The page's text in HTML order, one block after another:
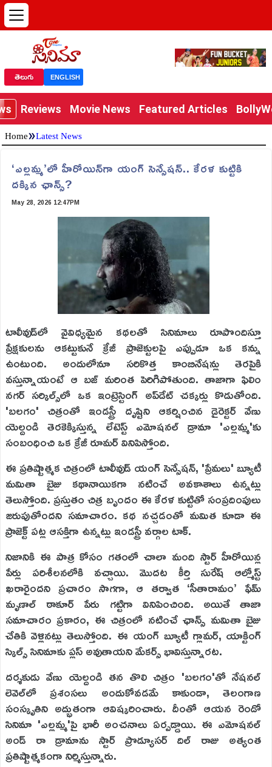
తెలుగు ENGLISH
Reviews Movie News Featured Articles
Home»Latest News
‘ఎల్లమ్మ’లో హీరోయిన్‌గా యంగ్ సెన్సేషన్.. కేర‌ళ కుట్టికి
ద‌క్కిన ఛాన్స్‌?
May 28, 2026 12:47PM
టాలీవుడ్‌లో వైవిధ్యమైన కథలతో సినిమాలు రూపొందిస్తూ
ప్రేక్షకులను ఆకట్టుకునే క్రేజీ ప్రాజెక్టులపై ఎప్పుడూ ఒక కన్ను
ఉంటుంది. అందులోనూ సరికొత్త కాంబినేషన్లు తెరపైకి
వస్తున్నాయంటే ఆ బజ్ మరింత పెరిగిపోతుంది. తాజాగా ఫిలిం
నగర్ సర్కిల్స్‌లో ఒక ఇంట్రెస్టింగ్ అప్‌డేట్ చక్కర్లు కొడుతోంది.
'బలగం' చిత్రంతో ఇండస్ట్రీ దృష్టిని ఆకర్షించిన డైరెక్టర్ వేణు
యెల్దండి తెరకెక్కిస్తున్న లేటెస్ట్ ఎమోషనల్ డ్రామా 'ఎల్లమ్మ'కు
సంబంధించి ఒక క్రేజీ రూమర్ వినిపిస్తోంది.
ఈ ప్రతిష్టాత్మక చిత్రంలో టాలీవుడ్ యంగ్ సెన్సేషన్, 'ప్రేమలు' బ్యూటీ
మమితా బైజు కథానాయికగా నటించే అవకాశాలు ఉన్నట్లు
తెలుస్తోంది. ప్రస్తుతం చిత్ర బృందం ఈ కేరళ కుట్టితో సంప్రదింపులు
జరుపుతోందని సమాచారం. కథ నచ్చడంతో మమిత కూడా ఈ
ప్రాజెక్ట్ పట్ల ఆసక్తిగా ఉన్నట్లు ఇండస్ట్రీ వర్గాల టాక్.
నిజానికి ఈ పాత్ర కోసం గతంలో చాలా మంది స్టార్ హీరోయిన్ల
పేర్లు పరిశీలనలోకి వచ్చాయి. మొదట కీర్తి సురేష్ ఆల్మోస్ట్
ఖరారైందని ప్రచారం సాగగా, ఆ తర్వాత ‘సీతారామం’ ఫేమ్
మృణాల్ ఠాకూర్ పేరు గట్టిగా వినిపించింది. అయితే తాజా
సమాచారం ప్రకారం, ఈ చిత్రంలో నటించే ఛాన్స్ మమితా బైజు
చేతికి వెళ్లినట్లు తెలుస్తోంది. ఈ యంగ్ బ్యూటీ గ్లామర్, యాక్టింగ్
స్కిల్స్ సినిమాకు ప్లస్ అవుతాయని మేకర్స్ భావిస్తున్నారట.
దర్శకుడు వేణు యెల్దండి తన తొలి చిత్రం 'బలగం'తో నేషనల్
లెవెల్‌లో ప్రశంసలు అందుకోవడమే కాకుండా, తెలంగాణ
సంస్కృతిని అద్భుతంగా ఆవిష్కరించారు. దీంతో ఆయన రెండో
సినిమా 'ఎల్లమ్మ'పై భారీ అంచనాలు ఏర్పడ్డాయి. ఈ ఎమోషనల్
అండ్ రా డ్రామాను స్టార్ ప్రొడ్యూసర్ దిల్ రాజు అత్యంత
ప్రతిష్టాత్మకంగా నిర్మిస్తున్నారు.